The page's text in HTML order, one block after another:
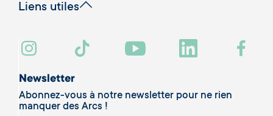
Liens utiles
Newsletter
Abonnez-vous à notre newsletter pour ne rien
manquer des Arcs !